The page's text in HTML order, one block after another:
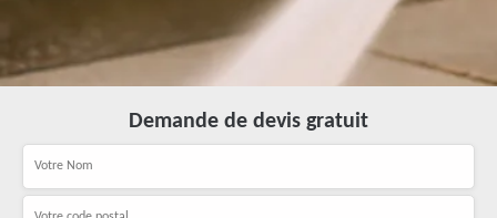
Demande de devis gratuit